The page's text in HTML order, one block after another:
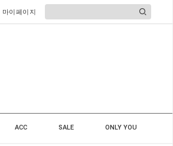
마이페이지
ACC SALE ONLY YOU